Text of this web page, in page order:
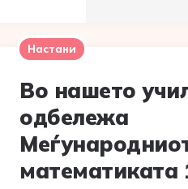
Настани
Во нашето
одбележа
математиката